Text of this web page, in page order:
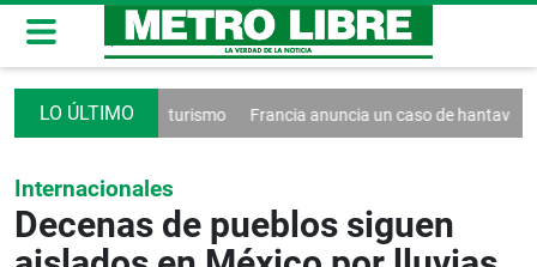
contra el turismo Francia anuncia un caso de hantavirus
Internacionales
Decenas de pueblos siguen